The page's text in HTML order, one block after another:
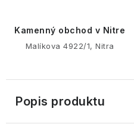
Kamenný obchod v Nitre
Malíkova 4922/1, Nitra
Popis produktu